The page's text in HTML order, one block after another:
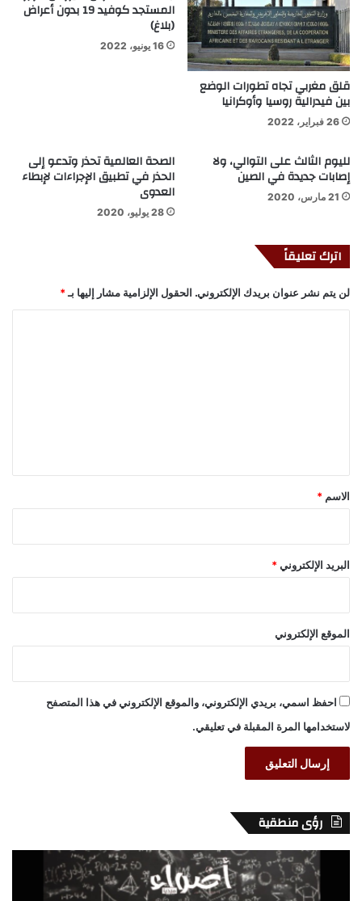
قلق مغربي تجاه تطورات الوضع
بين فيدرالية روسيا وأوكرانيا
26 فبراير، 2022
المستجد كوفيد 19 بدون أعراض
(بلاغ)
16 يونيو، 2022
لليوم الثالث على التوالي، ولا
إصابات جديدة في الصين
21 مارس، 2020
الصحة العالمية تحذر وتدعو إلى
الحذر في تطبيق الإجراءات لإبطاء
العدوى
28 يوليو، 2020
اترك تعليقاً
لن يتم نشر عنوان بريدك الإلكتروني. الحقول الإلزامية مشار إليها بـ*
*
الاسم *
البريد الإلكتروني *
الموقع الإلكتروني
احفظ اسمي، بريدي الإلكتروني، والموقع الإلكتروني في هذا المتصفح
لاستخدامها المرة المقبلة في تعليقي.
رؤى منطقية